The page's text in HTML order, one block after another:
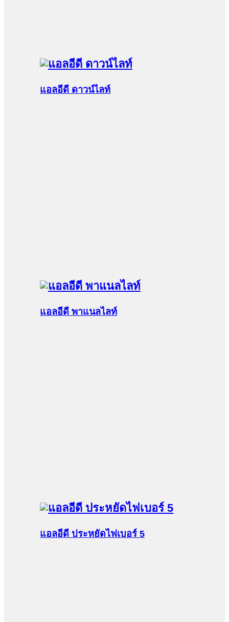
แอลอีดี ดาวน์ไลท์
แอลอีดี พาแนลไลท์
แอลอีดี ประหยัดไฟเบอร์ 5